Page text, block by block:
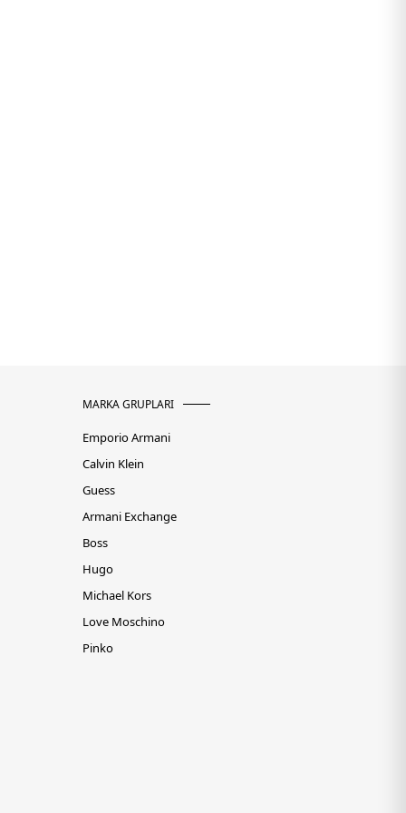
MARKA GRUPLARI
Emporio Armani
Calvin Klein
Guess
Armani Exchange
Boss
Hugo
Michael Kors
Love Moschino
Pinko